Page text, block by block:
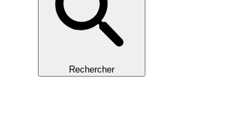
Rechercher